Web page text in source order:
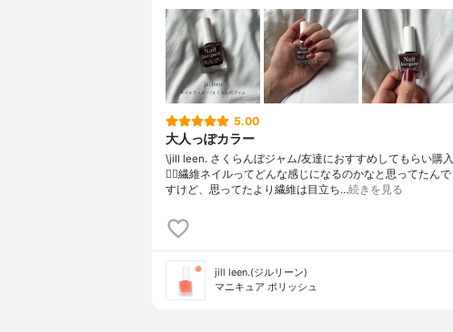
5.00
大人っぽカラー
\jill leen. さくらんぼジャム/友達におすすめしてもらい購入
❤️‍🔥繊維ネイルってどんな感じになるのかなと思ってたんで
すけど、思ってたより繊維は目立ち…続きを見る
jill leen.(ジルリーン)
マニキュア ポリッシュ